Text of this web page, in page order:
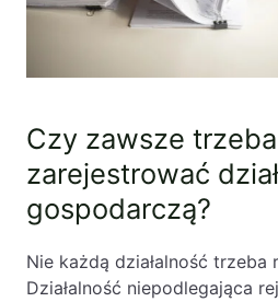
Czy zawsze trzeba
zarejestrować
gospodarczą?
Nie każdą działalność trzeba
Działalność niepodlegająca